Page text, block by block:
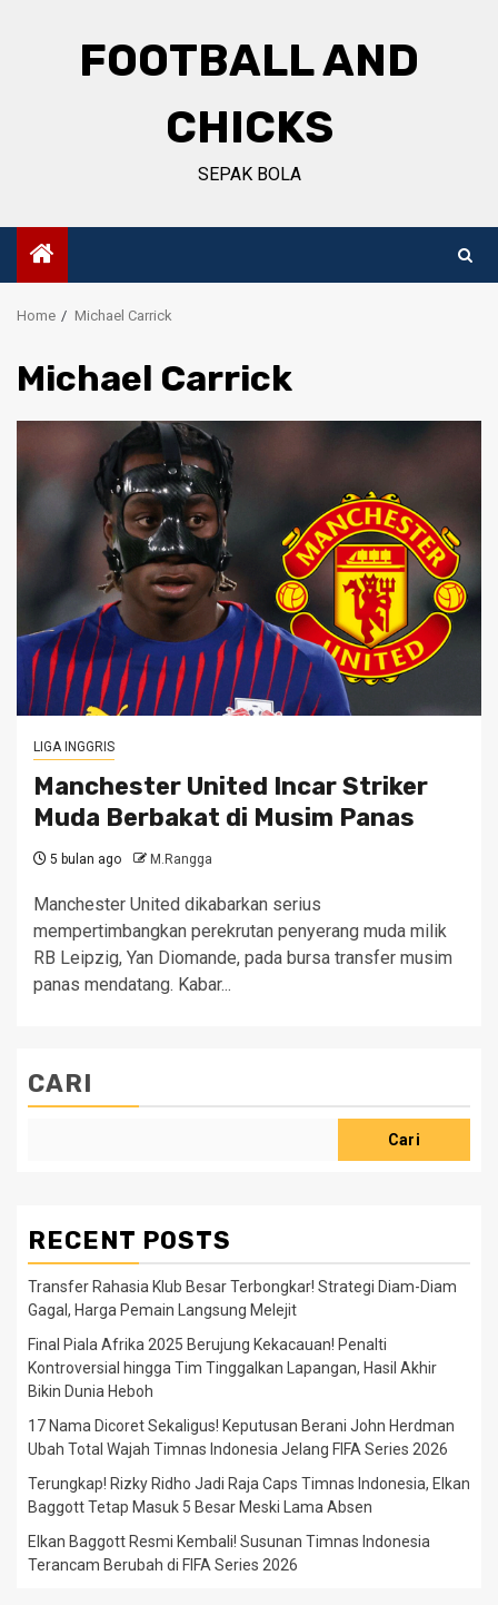
FOOTBALL AND
CHICKS
SEPAK BOLA
Home Michael Carrick
Michael Carrick
LIGA INGGRIS
Manchester United Incar Striker
Muda Berbakat di Musim Panas
5 bulan ago M.Rangga
Manchester United dikabarkan serius
mempertimbangkan perekrutan penyerang muda milik
RB Leipzig, Yan Diomande, pada bursa transfer musim
panas mendatang. Kabar...
CARI
Cari
RECENT POSTS
Transfer Rahasia Klub Besar Terbongkar! Strategi Diam-Diam
Gagal, Harga Pemain Langsung Melejit
Final Piala Afrika 2025 Berujung Kekacauan! Penalti
Kontroversial hingga Tim Tinggalkan Lapangan, Hasil Akhir
Bikin Dunia Heboh
17 Nama Dicoret Sekaligus! Keputusan Berani John Herdman
Ubah Total Wajah Timnas Indonesia Jelang FIFA Series 2026
Terungkap! Rizky Ridho Jadi Raja Caps Timnas Indonesia, Elkan
Baggott Tetap Masuk 5 Besar Meski Lama Absen
Elkan Baggott Resmi Kembali! Susunan Timnas Indonesia
Terancam Berubah di FIFA Series 2026